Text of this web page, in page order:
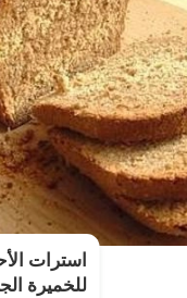
استرات
للخميرة